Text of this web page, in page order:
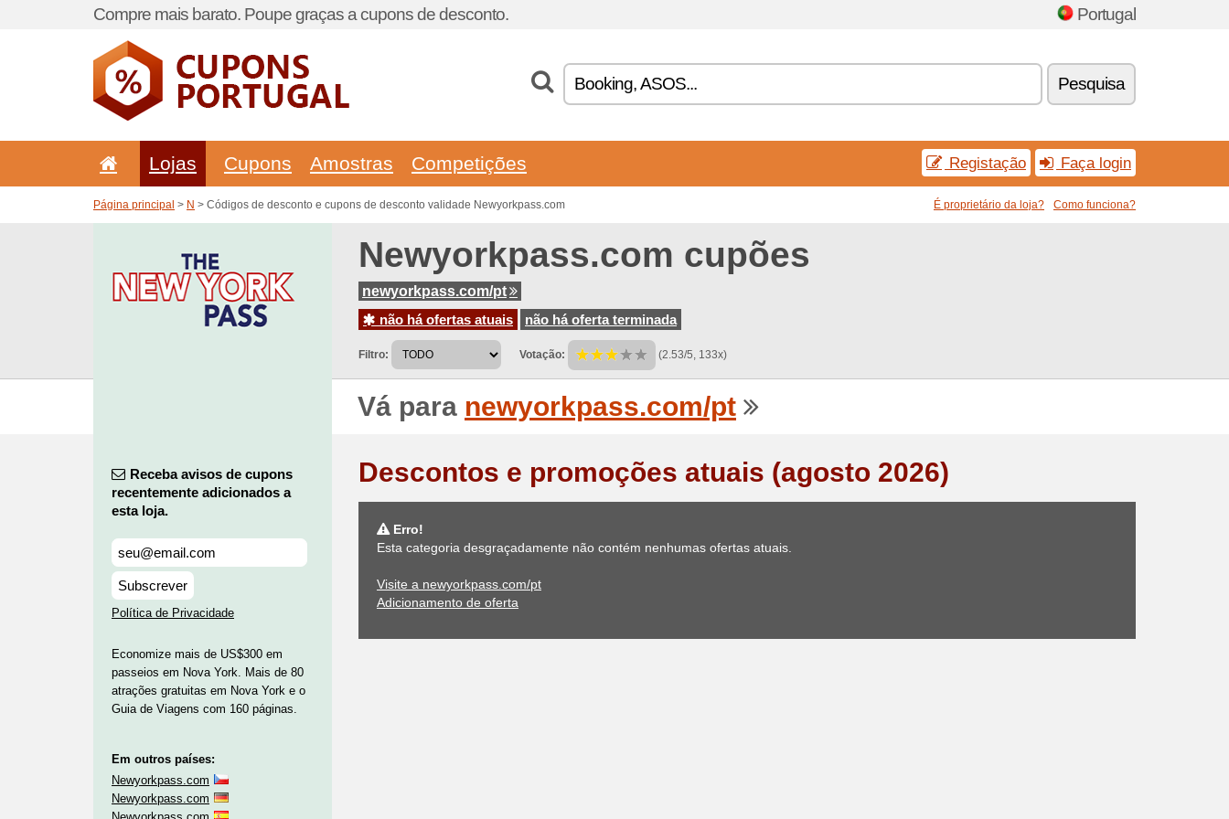
Compre mais barato. Poupe graças a cupons de desconto. Portugal
Pesquisa
Lojas Cupons Amostras Competições Registação Faça login
Página principal > N > Códigos de desconto e cupons de desconto validade Newyorkpass.com É proprietário da loja? Como funciona?
Newyorkpass.com cupões
newyorkpass.com/pt
não há ofertas atuais
não há oferta terminada
Filtro: Votação: (2.53/5, 133x)
Vá para newyorkpass.com/pt
Receba avisos de cupons
recentemente adicionados a
esta loja.
Subscrever
Política de Privacidade
Economize mais de US$300 em
passeios em Nova York. Mais de 80
atrações gratuitas em Nova York e o
Guia de Viagens com 160 páginas.
Em outros países:
Newyorkpass.com
Newyorkpass.com
Descontos e promoções atuais (agosto 2026)
Erro!
Esta categoria desgraçadamente não contém nenhumas ofertas atuais.
Visite a newyorkpass.com/pt
Adicionamento de oferta